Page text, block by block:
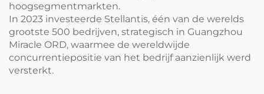
hoogsegmentmarkten.
In 2023 investeerde Stellantis, één van de werelds
grootste 500 bedrijven, strategisch in Guangzhou
Miracle ORD, waarmee de wereldwijde
concurrentiepositie van het bedrijf aanzienlijk werd
versterkt.